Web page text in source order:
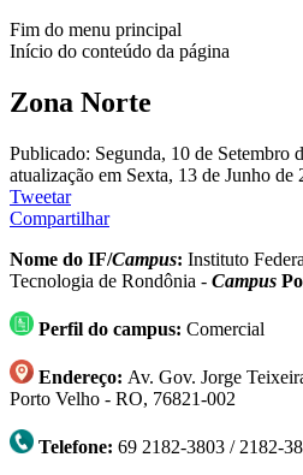
Fim do menu principal
Início do conteúdo da página
Zona Norte
Publicado: Segunda, 10 de Setembro
atualização em Sexta, 13 de Junho de
Tweetar
Compartilhar
Nome do IF/Campus: Instituto
Tecnologia de Rondônia - Campus
Perfil do campus: Comercial
Endereço: Av. Gov. Jorge
Porto Velho - RO, 76821-002
Telefone: 69 2182-3803 / 2182-